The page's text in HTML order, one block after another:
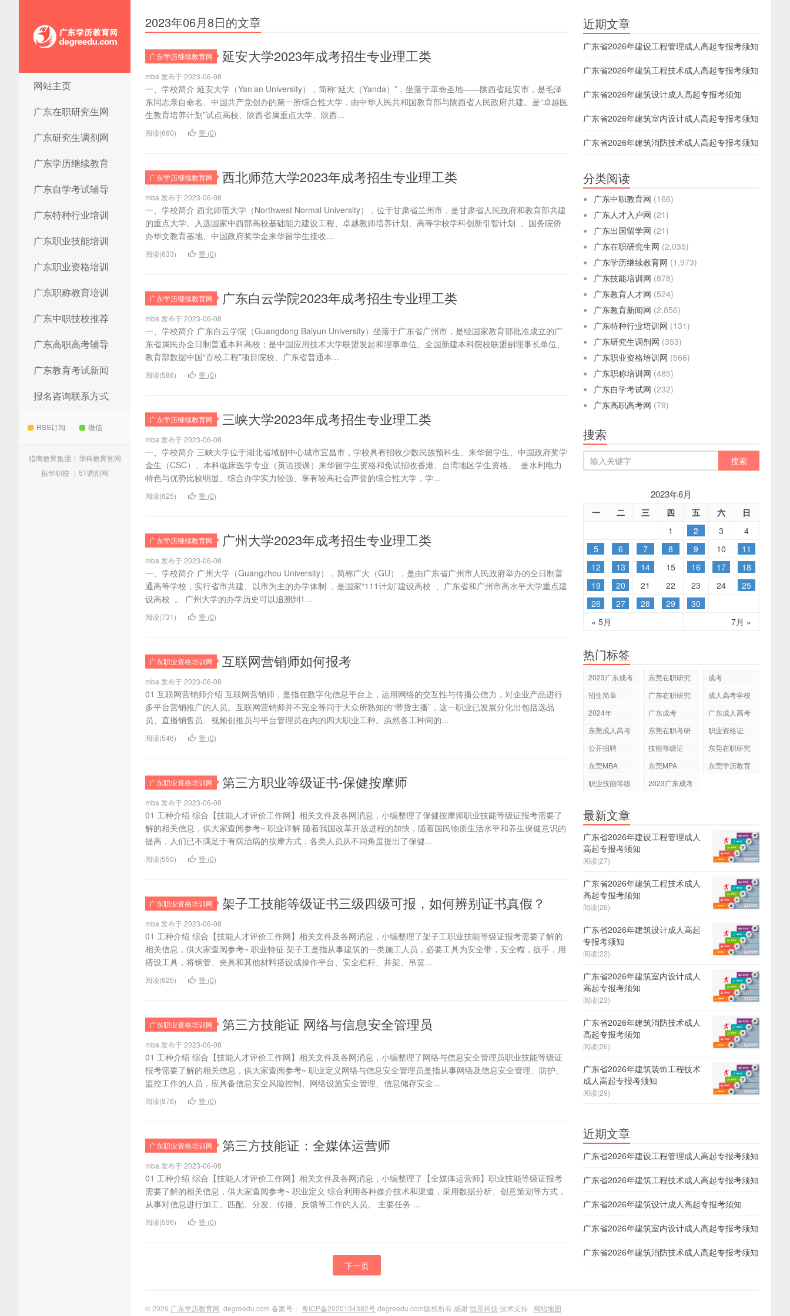
广东学历教育网
网站主页
广东在职研究生网
广东研究生调剂网
广东学历继续教育
广东自学考试辅导
广东特种行业培训
广东职业技能培训
广东职业资格培训
广东职称教育培训
广东中职技校推荐
广东高职高考辅导
广东教育考试新闻
报名咨询联系方式
RSS订阅 微信
猎鹰教育集团 | 华科教育官网
振华职校 | 51调剂网
2023年06月8日的文章
广东学历继续教育网 延安大学2023年成考招生专业理工类
mba 发布于 2023-06-08
一、学校简介 延安大学（Yan’an University），简称“延大（Yanda）”，坐落于革命圣地——陕西省延安市，是毛泽
东同志亲自命名、中国共产党创办的第一所综合性大学，由中华人民共和国教育部与陕西省人民政府共建。是“卓越医
生教育培养计划”试点高校、陕西省属重点大学、陕西...
阅读(660) 赞 (0)
广东学历继续教育网 西北师范大学2023年成考招生专业理工类
mba 发布于 2023-06-08
一、学校简介 西北师范大学（Northwest Normal University），位于甘肃省兰州市，是甘肃省人民政府和教育部共建
的重点大学。入选国家中西部高校基础能力建设工程、卓越教师培养计划、高等学校学科创新引智计划 、国务院侨
办华文教育基地、中国政府奖学金来华留学生接收...
阅读(633) 赞 (0)
广东学历继续教育网 广东白云学院2023年成考招生专业理工类
mba 发布于 2023-06-08
一、学校简介 广东白云学院（Guangdong Baiyun University）坐落于广东省广州市，是经国家教育部批准成立的广
东省属民办全日制普通本科高校；是中国应用技术大学联盟发起和理事单位、全国新建本科院校联盟副理事长单位、
教育部数据中国“百校工程”项目院校、广东省普通本...
阅读(586) 赞 (0)
广东学历继续教育网 三峡大学2023年成考招生专业理工类
mba 发布于 2023-06-08
一、学校简介 三峡大学位于湖北省域副中心城市宜昌市，学校具有招收少数民族预科生、来华留学生、中国政府奖学
金生（CSC）、本科临床医学专业（英语授课）来华留学生资格和免试招收香港、台湾地区学生资格。 是水利电力
特色与优势比较明显、综合办学实力较强、享有较高社会声誉的综合性大学，学...
阅读(625) 赞 (0)
广东学历继续教育网 广州大学2023年成考招生专业理工类
mba 发布于 2023-06-08
一、学校简介 广州大学（Guangzhou University），简称广大（GU），是由广东省广州市人民政府举办的全日制普
通高等学校，实行省市共建、以市为主的办学体制 ，是国家“111计划”建设高校 、广东省和广州市高水平大学重点建
设高校 。 广州大学的办学历史可以追溯到1...
阅读(731) 赞 (0)
广东职业资格培训网 互联网营销师如何报考
mba 发布于 2023-06-08
01 互联网营销师介绍 互联网营销师，是指在数字化信息平台上，运用网络的交互性与传播公信力，对企业产品进行
多平台营销推广的人员。互联网营销师并不完全等同于大众所熟知的“带货主播”，这一职业已发展分化出包括选品
员、直播销售员、视频创推员与平台管理员在内的四大职业工种。虽然各工种间的...
阅读(546) 赞 (0)
广东职业资格培训网 第三方职业等级证书-保健按摩师
mba 发布于 2023-06-08
01 工种介绍 综合【技能人才评价工作网】相关文件及各网消息，小编整理了保健按摩师职业技能等级证报考需要了
解的相关信息，供大家查阅参考~ 职业详解 随着我国改革开放进程的加快，随着国民物质生活水平和养生保健意识的
提高，人们已不满足于有病治病的按摩方式，各类人员从不同角度提出了保健...
阅读(550) 赞 (0)
广东职业资格培训网 架子工技能等级证书三级四级可报，如何辨别证书真假？
mba 发布于 2023-06-08
01 工种介绍 综合【技能人才评价工作网】相关文件及各网消息，小编整理了架子工职业技能等级证报考需要了解的
相关信息，供大家查阅参考~ 职业特征 架子工是指从事建筑的一类施工人员，必要工具为安全带，安全帽，扳手，用
搭设工具，将钢管、夹具和其他材料搭设成操作平台、安全栏杆、井架、吊篮...
阅读(625) 赞 (0)
广东职业资格培训网 第三方技能证 网络与信息安全管理员
mba 发布于 2023-06-08
01 工种介绍 综合【技能人才评价工作网】相关文件及各网消息，小编整理了网络与信息安全管理员职业技能等级证
报考需要了解的相关信息，供大家查阅参考~ 职业定义网络与信息安全管理员是指从事网络及信息安全管理、防护、
监控工作的人员，应具备信息安全风险控制、网络设施安全管理、信息储存安全...
阅读(876) 赞 (0)
广东职业资格培训网 第三方技能证：全媒体运营师
mba 发布于 2023-06-08
01 工种介绍 综合【技能人才评价工作网】相关文件及各网消息，小编整理了【全媒体运营师】职业技能等级证报考
需要了解的相关信息，供大家查阅参考~ 职业定义 综合利用各种媒介技术和渠道，采用数据分析、创意策划等方式，
从事对信息进行加工、匹配、分发、传播、反馈等工作的人员。 主要任务 ...
阅读(596) 赞 (0)
下一页
近期文章
广东省2026年建设工程管理成人高起专报考须知
广东省2026年建筑工程技术成人高起专报考须知
广东省2026年建筑设计成人高起专报考须知
广东省2026年建筑室内设计成人高起专报考须知
广东省2026年建筑消防技术成人高起专报考须知
分类阅读
广东中职教育网 (166)
广东人才入户网 (21)
广东出国留学网 (21)
广东在职研究生网 (2,035)
广东学历继续教育网 (1,973)
广东技能培训网 (878)
广东教育人才网 (524)
广东教育新闻网 (2,856)
广东特种行业培训网 (131)
广东研究生调剂网 (353)
广东职业资格培训网 (566)
广东职称培训网 (485)
广东自学考试网 (232)
广东高职高考网 (79)
搜索
2023年6月
一 二 三 四 五 六 日
« 5月 7月 »
1 2 3
4
5
6 7 8 9 10
11
12
13 14 15 16 17
18
19
20 21 22 23 24
25
26
27 28 29 30
热门标签
2023广东成考
东莞在职研究
成考
招生简章
广东在职研究
成人高考学校
2024年
广东成考
广东成人高考
东莞成人高考
东莞在职考研
职业资格证
公开招聘
技能等级证
东莞在职研究
东莞MBA 东莞MPA
东莞学历教育
职业技能等级
2023广东成考
最新文章
广东省2026年建设工程管理成人
高起专报考须知
阅读(27)
广东省2026年建筑工程技术成人
高起专报考须知
阅读(26)
广东省2026年建筑设计成人高起
专报考须知
阅读(22)
广东省2026年建筑室内设计成人
高起专报考须知
阅读(23)
广东省2026年建筑消防技术成人
高起专报考须知
阅读(26)
广东省2026年建筑装饰工程技术
成人高起专报考须知
阅读(29)
近期文章
广东省2026年建设工程管理成人高起专报考须知
广东省2026年建筑工程技术成人高起专报考须知
广东省2026年建筑设计成人高起专报考须知
广东省2026年建筑室内设计成人高起专报考须知
广东省2026年建筑消防技术成人高起专报考须知
© 2026 广东学历教育网 degreedu.com 备案号： 粤ICP备2020134382号degreedu.com版权所有 感谢恒景科技 技术支持 网站地图